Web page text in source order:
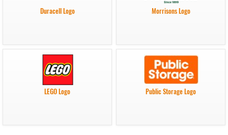
Duracell Logo Morrisons Logo
LEGO Logo Public Storage Logo